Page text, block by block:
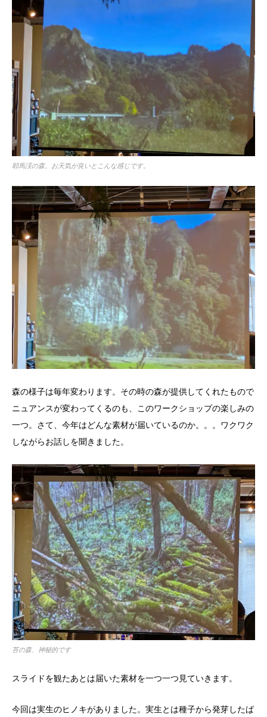
耶馬渓の森。お天気が良いとこんな感じです。
森の様子は毎年変わります。その時の森が提供してくれたもので
ニュアンスが変わってくるのも、このワークショップの楽しみの
一つ。さて、今年はどんな素材が届いているのか。。。ワクワク
しながらお話しを聞きました。
苔の森、神秘的です
スライドを観たあとは届いた素材を一つ一つ見ていきます。
今回は実生のヒノキがありました。実生とは種子から発芽したば